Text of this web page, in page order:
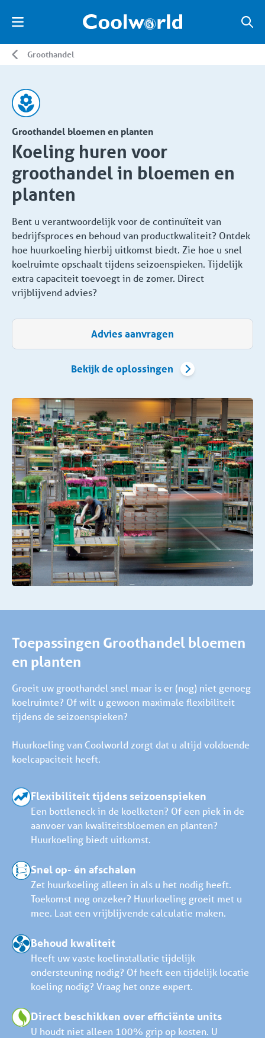
Groothandel
Groothandel bloemen en planten
Koeling huren voor
groothandel in bloemen en
planten
Bent u verantwoordelijk voor de continuïteit van
bedrijfsproces en behoud van productkwaliteit? Ontdek
hoe huurkoeling hierbij uitkomst biedt. Zie hoe u snel
koelruimte opschaalt tijdens seizoenspieken. Tijdelijk
extra capaciteit toevoegt in de zomer. Direct
vrijblijvend advies?
Advies aanvragen
Bekijk de oplossingen
Toepassingen Groothandel bloemen
en planten
Groeit uw groothandel snel maar is er (nog) niet genoeg
koelruimte? Of wilt u gewoon maximale flexibiliteit
tijdens de seizoenspieken?
Huurkoeling van Coolworld zorgt dat u altijd voldoende
koelcapaciteit heeft.
Flexibiliteit tijdens seizoenspieken
Een bottleneck in de koelketen? Of een piek in de
aanvoer van kwaliteitsbloemen en planten?
Huurkoeling biedt uitkomst.
Snel op- én afschalen
Zet huurkoeling alleen in als u het nodig heeft.
Toekomst nog onzeker? Huurkoeling groeit met u
mee. Laat een vrijblijvende calculatie maken.
Behoud kwaliteit
Heeft uw vaste koelinstallatie tijdelijk
ondersteuning nodig? Of heeft een tijdelijk locatie
koeling nodig? Vraag het onze expert.
Direct beschikken over efficiënte units
U houdt niet alleen 100% grip op kosten. U